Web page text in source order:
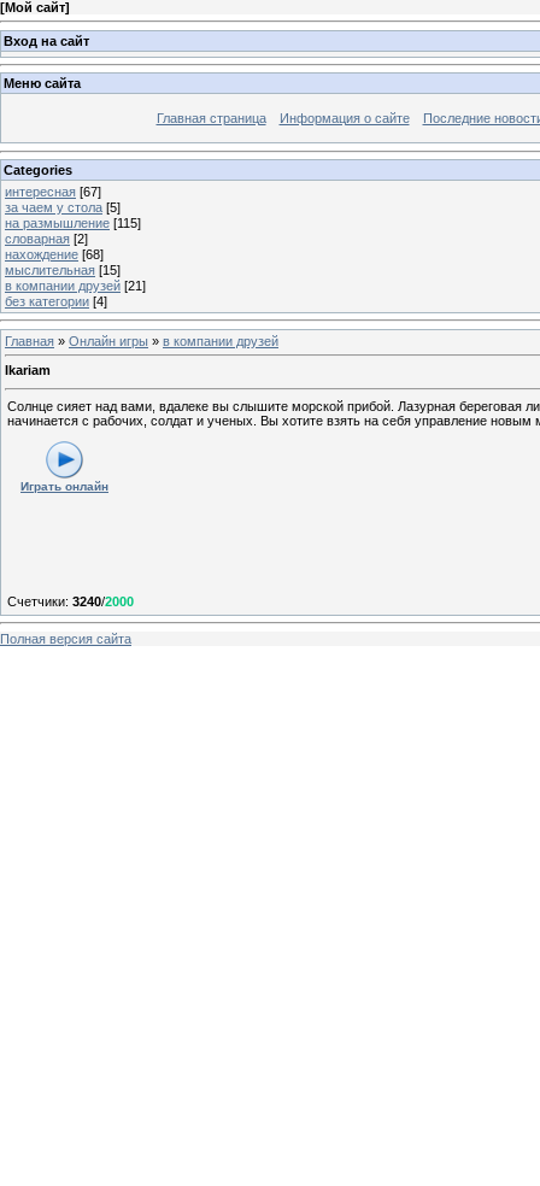
[Мой сайт]
Вход на сайт
Меню сайта
Главная страница Информация о сайте Последние
Categories
интересная [67]
за чаем у стола [5]
на размышление [115]
словарная [2]
нахождение [68]
мыслительная [15]
в компании друзей [21]
без категории [4]
Главная » Онлайн игры » в компании друзей
Ikariam
Солнце сияет над вами, вдалеке вы слышите морской прибой. Лазурная береговая
начинается с рабочих, солдат и ученых. Вы хотите взять на себя управление новым
Играть онлайн
Счетчики: 3240/2000
Полная версия сайта